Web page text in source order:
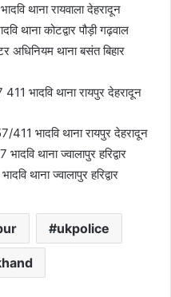
थाना रायवाला देहरादून
कोटद्वार पौड़ी गढ़वाल
थाना बसंत बिहार
भादवि थाना रायपुर देहरादून
भादवि थाना रायपुर देहरादून
थाना ज्वालापुर हरिद्वार
थाना ज्वालापुर हरिद्वार
ukpolice